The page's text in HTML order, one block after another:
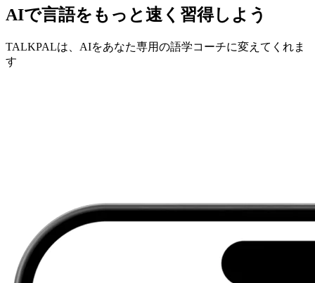
AIで言語をもっと速く習得しよう
TALKPALは、AIをあなた専用の語学コーチに変えてくれま
す